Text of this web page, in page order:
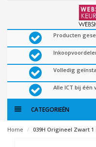
Producten
Volledig
Alle ICT bij
CATEGORIEËN
Home 039H Origineel Zwart 1